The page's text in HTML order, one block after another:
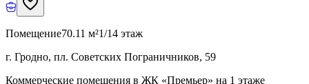
Помещение70.11 м²1/14 этаж
г. Гродно, пл. Советских Пограничников, 59
Коммерческие помещения в ЖК «Премьер» на 1 этаже